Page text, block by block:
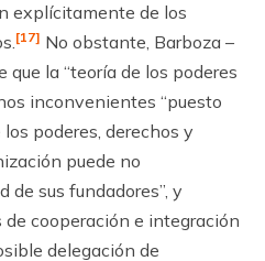
explícitamente de los
[17] No obstante, Barboza –
la “teoría de los poderes
inconvenientes “puesto
poderes, derechos y
puede no
de sus fundadores”, y
cooperación e integración
delegación de